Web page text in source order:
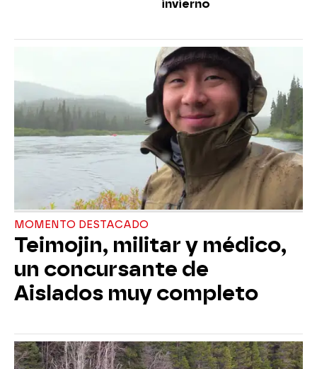
invierno
MOMENTO DESTACADO
Teimojin, militar y médico,
un concursante de
Aislados muy completo